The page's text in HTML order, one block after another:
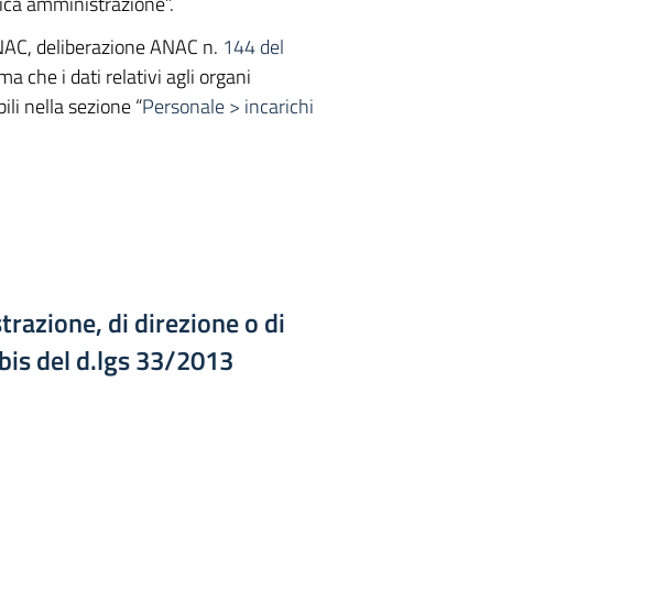
deliberazione ANAC n. 144 del
che i dati relativi agli organi
nella sezione “Personale > incarichi
di direzione o di
del d.lgs 33/2013